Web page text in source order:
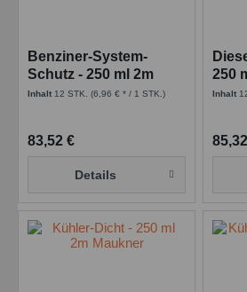
Benziner-System-
Schutz - 250 ml 2m
Maukner
Inhalt 12 STK.(6,96 € * / 1 STK.)
83,52 €
Details
250
Inhalt